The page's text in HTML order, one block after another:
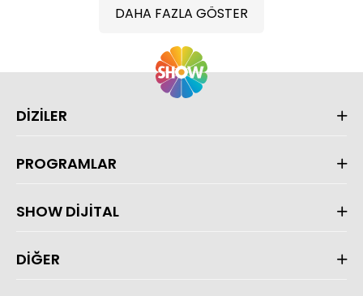
DAHA FAZLA GÖSTER
DİZİLER
PROGRAMLAR
SHOW DİJİTAL
DİĞER